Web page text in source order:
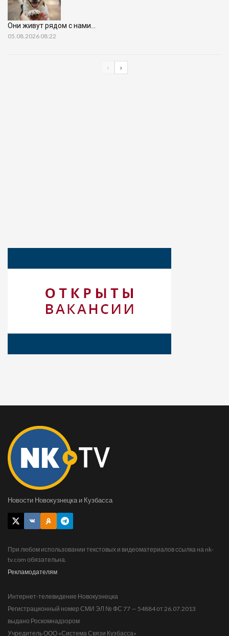
Они живут рядом с нами…
05.08.2026 08:22
‹ ›
Новости Новокузнецка и Кузбасса
При любом использовании текстовых и видеоматериалов ссылка на nk-
tv.com обязательна.
Рекламодателям
Интернет-телевидение Новокузнецка
Регистрационный номер СМИ ЭЛ № ФС 77 — 54884 от 26.07.2013
выдано Роскомнадзором
Учредитель ООО «Система Связи Кузбасса»